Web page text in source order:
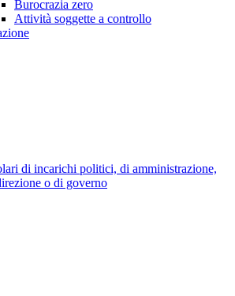
Burocrazia zero
Attività soggette a controllo
di incarichi politici, di amministrazione,
o di governo